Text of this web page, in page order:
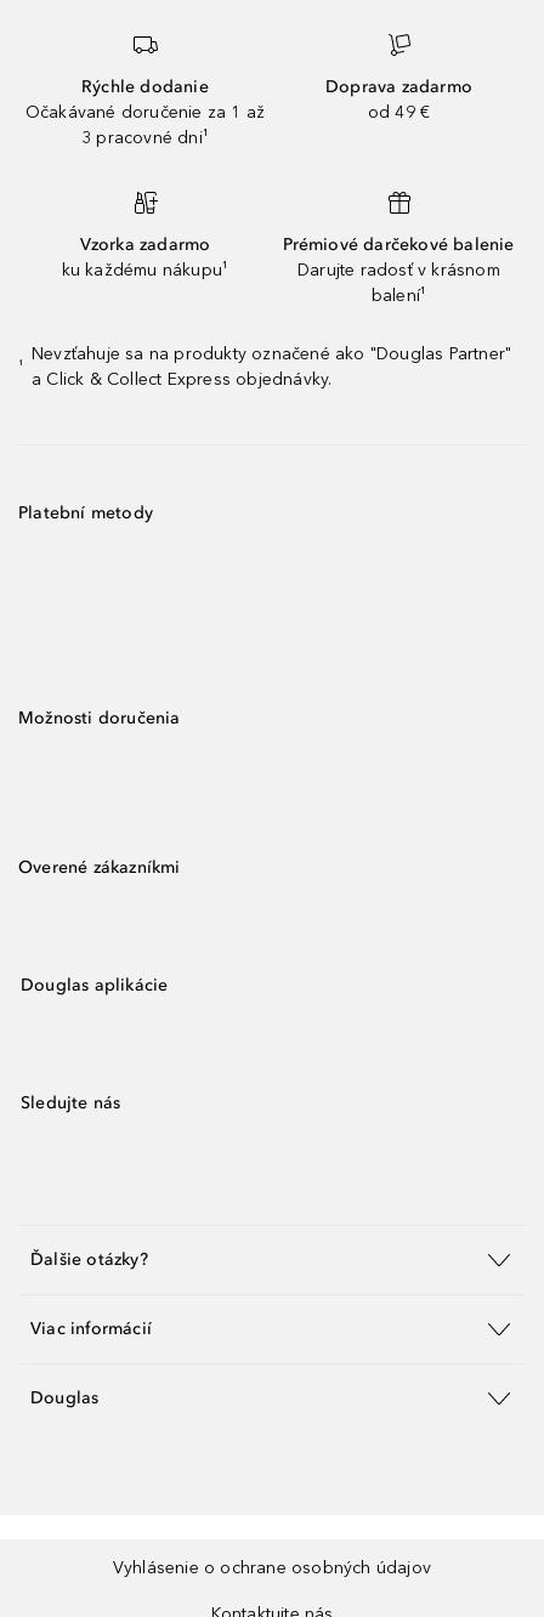
Rýchle dodanie
Očakávané doručenie za 1 až
3 pracovné dni¹
Doprava zadarmo
od 49 €
Vzorka zadarmo
ku každému nákupu¹
Prémiové darčekové balenie
Darujte radosť v krásnom
balení¹
¹
Nevzťahuje sa na produkty označené ako "Douglas Partner"
a Click & Collect Express objednávky.
Platební metody
Možnosti doručenia
Overené zákazníkmi
Douglas aplikácie
Sledujte nás
Ďalšie otázky?
Viac informácií
Douglas
Vyhlásenie o ochrane osobných údajov